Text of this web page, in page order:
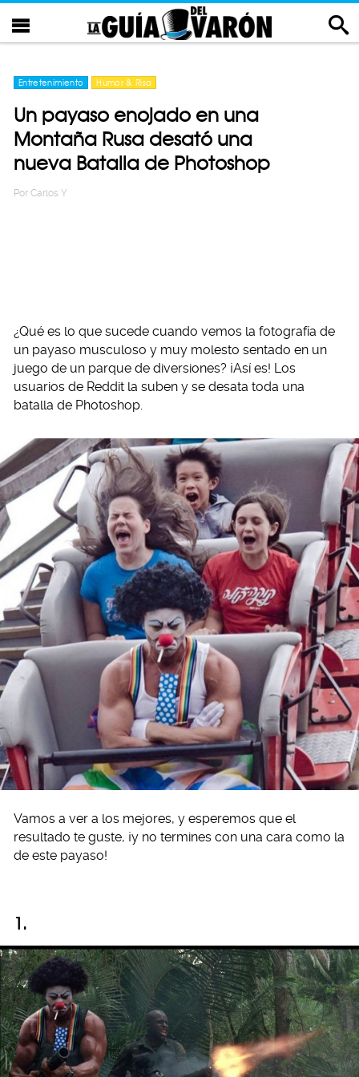
Entretenimiento Humor & Risa
Un payaso enojado en una
Montaña Rusa desató una
nueva Batalla de Photoshop
Por Carlos Y
¿Qué es lo que sucede cuando vemos la fotografía de
un payaso musculoso y muy molesto sentado en un
juego de un parque de diversiones? ¡Así es! Los
usuarios de Reddit la suben y se desata toda una
batalla de Photoshop.
Vamos a ver a los mejores, y esperemos que el
resultado te guste, ¡y no termines con una cara como la
de este payaso!
1.